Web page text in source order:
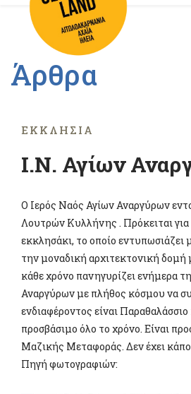
Άρθρα
ΕΚΚΛΗΣΊΑ
Ι.Ν. Αγίων
Ο Ιερός Ναός Αγίων Αναργύρων
Λουτρών Κυλλήνης . Πρόκειται
εκκλησάκι, το οποίο εντυπωσιάζει
την μοναδική αρχιτεκτονική
κάθε χρόνο πανηγυρίζει ενήμερα
Αναργύρων με πλήθος κόσμου να
ενδιαφέροντος είναι Παραθαλάσσιο
προσβάσιμο όλο το χρόνο. Είναι
Μαζικής Μεταφοράς. Δεν έχει
Πηγή φωτογραφιών: